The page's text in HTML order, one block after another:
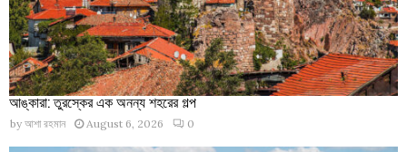
আঙ্কারা: তুরস্কের এক অনন্য শহরের গল্প
by আশা রহমান August 6, 2026 0